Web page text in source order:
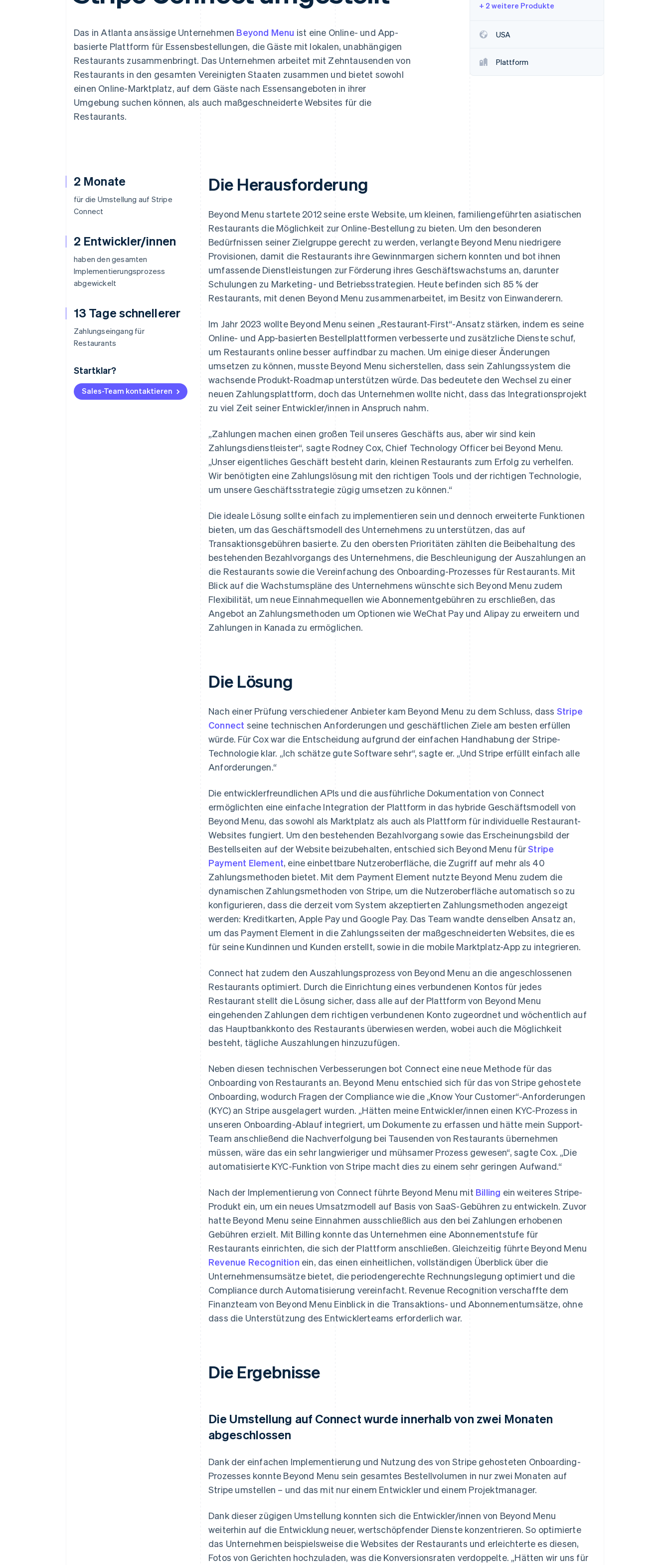
Beschleunigter Bezahlvorgang
Financial Connections
Verbundene Finanzdaten
Das in Atlanta ansässige Unternehmen Beyond Menu ist eine Online- und App-
basierte Plattform für Essensbestellungen, die Gäste mit lokalen, unabhängigen
Restaurants zusammenbringt. Das Unternehmen arbeitet mit Zehntausenden von
Restaurants in den gesamten Vereinigten Staaten zusammen und bietet sowohl
einen Online-Marktplatz, auf dem Gäste nach Essensangeboten in ihrer
Umgebung suchen können, als auch maßgeschneiderte Websites für die
Restaurants.
+ 2 weitere Produkte
USA
Plattform
2 Monate
für die Umstellung auf Stripe
Connect
2 Entwickler/innen
haben den gesamten
Implementierungsprozess
abgewickelt
13 Tage schnellerer
Zahlungseingang für
Restaurants
Startklar?
Sales-Team kontaktieren
Die Herausforderung
Beyond Menu startete 2012 seine erste Website, um kleinen, familiengeführten asiatischen
Restaurants die Möglichkeit zur Online-Bestellung zu bieten. Um den besonderen
Bedürfnissen seiner Zielgruppe gerecht zu werden, verlangte Beyond Menu niedrigere
Provisionen, damit die Restaurants ihre Gewinnmargen sichern konnten und bot ihnen
umfassende Dienstleistungen zur Förderung ihres Geschäftswachstums an, darunter
Schulungen zu Marketing- und Betriebsstrategien. Heute befinden sich 85 % der
Restaurants, mit denen Beyond Menu zusammenarbeitet, im Besitz von Einwanderern.
Im Jahr 2023 wollte Beyond Menu seinen „Restaurant-First“-Ansatz stärken, indem es seine
Online- und App-basierten Bestellplattformen verbesserte und zusätzliche Dienste schuf,
um Restaurants online besser auffindbar zu machen. Um einige dieser Änderungen
umsetzen zu können, musste Beyond Menu sicherstellen, dass sein Zahlungssystem die
wachsende Produkt-Roadmap unterstützen würde. Das bedeutete den Wechsel zu einer
neuen Zahlungsplattform, doch das Unternehmen wollte nicht, dass das Integrationsprojekt
zu viel Zeit seiner Entwickler/innen in Anspruch nahm.
„Zahlungen machen einen großen Teil unseres Geschäfts aus, aber wir sind kein
Zahlungsdienstleister“, sagte Rodney Cox, Chief Technology Officer bei Beyond Menu.
„Unser eigentliches Geschäft besteht darin, kleinen Restaurants zum Erfolg zu verhelfen.
Wir benötigten eine Zahlungslösung mit den richtigen Tools und der richtigen Technologie,
um unsere Geschäftsstrategie zügig umsetzen zu können.“
Die ideale Lösung sollte einfach zu implementieren sein und dennoch erweiterte Funktionen
bieten, um das Geschäftsmodell des Unternehmens zu unterstützen, das auf
Transaktionsgebühren basierte. Zu den obersten Prioritäten zählten die Beibehaltung des
bestehenden Bezahlvorgangs des Unternehmens, die Beschleunigung der Auszahlungen an
die Restaurants sowie die Vereinfachung des Onboarding-Prozesses für Restaurants. Mit
Blick auf die Wachstumspläne des Unternehmens wünschte sich Beyond Menu zudem
Flexibilität, um neue Einnahmequellen wie Abonnementgebühren zu erschließen, das
Angebot an Zahlungsmethoden um Optionen wie WeChat Pay und Alipay zu erweitern und
Zahlungen in Kanada zu ermöglichen.
Die Lösung
Nach einer Prüfung verschiedener Anbieter kam Beyond Menu zu dem Schluss, dass Stripe
Connect seine technischen Anforderungen und geschäftlichen Ziele am besten erfüllen
würde. Für Cox war die Entscheidung aufgrund der einfachen Handhabung der Stripe-
Technologie klar. „Ich schätze gute Software sehr“, sagte er. „Und Stripe erfüllt einfach alle
Anforderungen.“
Die entwicklerfreundlichen APIs und die ausführliche Dokumentation von Connect
ermöglichten eine einfache Integration der Plattform in das hybride Geschäftsmodell von
Beyond Menu, das sowohl als Marktplatz als auch als Plattform für individuelle Restaurant-
Websites fungiert. Um den bestehenden Bezahlvorgang sowie das Erscheinungsbild der
Bestellseiten auf der Website beizubehalten, entschied sich Beyond Menu fürStripe
Payment Element, eine einbettbare Nutzeroberfläche, die Zugriff auf mehr als 40
Zahlungsmethoden bietet. Mit dem Payment Element nutzte Beyond Menu zudem die
dynamischen Zahlungsmethoden von Stripe, um die Nutzeroberfläche automatisch so zu
konfigurieren, dass die derzeit vom System akzeptierten Zahlungsmethoden angezeigt
werden: Kreditkarten, Apple Pay und Google Pay. Das Team wandte denselben Ansatz an,
um das Payment Element in die Zahlungsseiten der maßgeschneiderten Websites, die es
für seine Kundinnen und Kunden erstellt, sowie in die mobile Marktplatz-App zu integrieren.
Connect hat zudem den Auszahlungsprozess von Beyond Menu an die angeschlossenen
Restaurants optimiert. Durch die Einrichtung eines verbundenen Kontos für jedes
Restaurant stellt die Lösung sicher, dass alle auf der Plattform von Beyond Menu
eingehenden Zahlungen dem richtigen verbundenen Konto zugeordnet und wöchentlich auf
das Hauptbankkonto des Restaurants überwiesen werden, wobei auch die Möglichkeit
besteht, tägliche Auszahlungen hinzuzufügen.
Neben diesen technischen Verbesserungen bot Connect eine neue Methode für das
Onboarding von Restaurants an. Beyond Menu entschied sich für das von Stripe gehostete
Onboarding, wodurch Fragen der Compliance wie die „Know Your Customer“-Anforderungen
(KYC) an Stripe ausgelagert wurden. „Hätten meine Entwickler/innen einen KYC-Prozess in
unseren Onboarding-Ablauf integriert, um Dokumente zu erfassen und hätte mein Support-
Team anschließend die Nachverfolgung bei Tausenden von Restaurants übernehmen
müssen, wäre das ein sehr langwieriger und mühsamer Prozess gewesen“, sagte Cox. „Die
automatisierte KYC-Funktion von Stripe macht dies zu einem sehr geringen Aufwand.“
Nach der Implementierung von Connect führte Beyond Menu mit Billing ein weiteres Stripe-
Produkt ein, um ein neues Umsatzmodell auf Basis von SaaS-Gebühren zu entwickeln. Zuvor
hatte Beyond Menu seine Einnahmen ausschließlich aus den bei Zahlungen erhobenen
Gebühren erzielt. Mit Billing konnte das Unternehmen eine Abonnementstufe für
Restaurants einrichten, die sich der Plattform anschließen. Gleichzeitig führte Beyond Menu
Revenue Recognition ein, das einen einheitlichen, vollständigen Überblick über die
Unternehmensumsätze bietet, die periodengerechte Rechnungslegung optimiert und die
Compliance durch Automatisierung vereinfacht. Revenue Recognition verschaffte dem
Finanzteam von Beyond Menu Einblick in die Transaktions- und Abonnementumsätze, ohne
dass die Unterstützung des Entwicklerteams erforderlich war.
Die Ergebnisse
Die Umstellung auf Connect wurde innerhalb von zwei Monaten
abgeschlossen
Dank der einfachen Implementierung und Nutzung des von Stripe gehosteten Onboarding-
Prozesses konnte Beyond Menu sein gesamtes Bestellvolumen in nur zwei Monaten auf
Stripe umstellen – und das mit nur einem Entwickler und einem Projektmanager.
Dank dieser zügigen Umstellung konnten sich die Entwickler/innen von Beyond Menu
weiterhin auf die Entwicklung neuer, wertschöpfender Dienste konzentrieren. So optimierte
das Unternehmen beispielsweise die Websites der Restaurants und erleichterte es diesen,
Fotos von Gerichten hochzuladen, was die Konversionsraten verdoppelte. „Hätten wir uns für